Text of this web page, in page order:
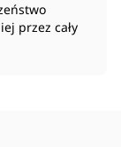
przez cały